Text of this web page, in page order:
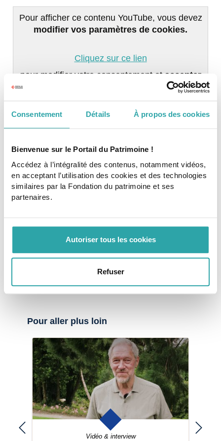
Consentement Détails À propos des cookies
Bienvenue sur le Portail du Patrimoine !
Accédez à l’intégralité des contenus, notamment vidéos,
en acceptant l’utilisation des cookies et des technologies
similaires par la Fondation du patrimoine et ses
partenaires.
Autoriser tous les cookies
Refuser
Pour afficher ce contenu YouTube, vous devez
modifier vos paramètres de cookies.
Cliquez sur ce lien
pour modifier votre consentement etaccepter
tous les cookies
afin d'autoriser le chargement
et l'affichage des contenus hébergés sur
YouTube.
>En savoir plus sur le projet
loto du patrimoine
Pour aller plus loin
Vidéo & interview